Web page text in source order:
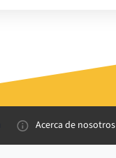
Acerca de nosotros